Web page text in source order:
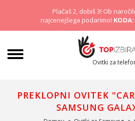
Plačaš 2, dobiš 3! Ob
najcenejšega podarimo!
Ovitki za
PREKLOPNI OVITEK
SAMSUNG